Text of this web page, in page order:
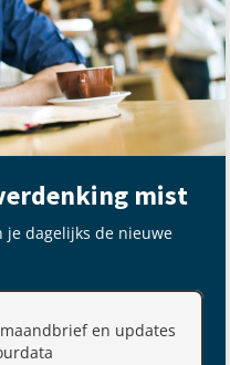
mist
je dagelijks de nieuwe
maandbrief en updates